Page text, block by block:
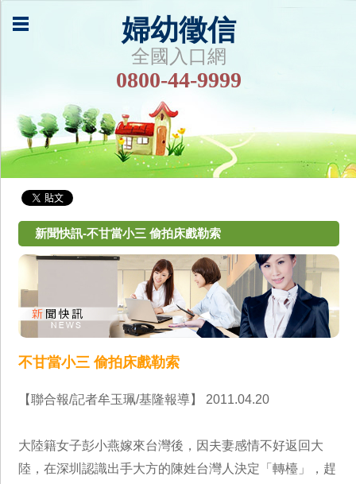
婦幼徵信
全國入口網
0800-44-9999
新聞快訊-不甘當小三 偷拍床戲勒索
不甘當小三 偷拍床戲勒索
【聯合報/記者牟玉珮/基隆報導】 2011.04.20
大陸籍女子彭小燕嫁來台灣後，因夫妻感情不好返回大
陸，在深圳認識出手大方的陳姓台灣人決定「轉檯」，趕